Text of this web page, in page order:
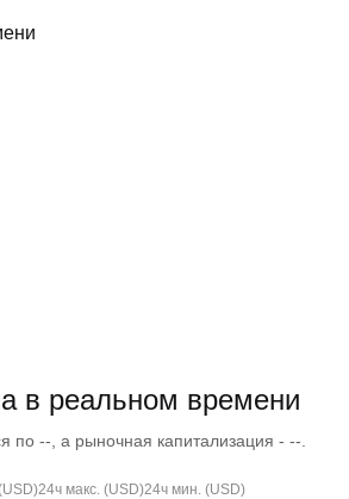
в реальном времени
по --, а рыночная капитализация - --.
24ч макс. (USD)24ч мин. (USD)